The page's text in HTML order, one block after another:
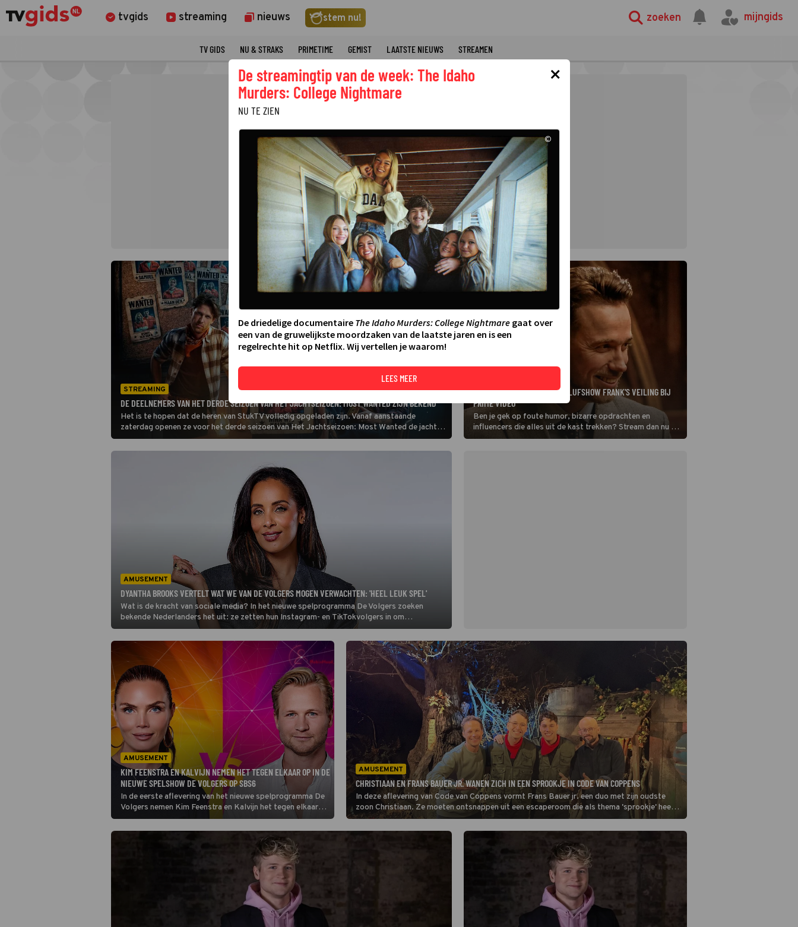
tvgids streaming nieuws stem nu! zoeken mijngids
TV GIDS NU & STRAKS PRIMETIME GEMIST LAATSTE NIEUWS STREAMEN
STREAMING
DE DEELNEMERS VAN HET DERDE SEIZOEN VAN HET JACHTSEIZOEN: MOST WANTED ZIJN BEKEND
Het is te hopen dat de heren van StukTV volledig opgeladen zijn. Vanaf aanstaande
zaterdag openen ze voor het derde seizoen van Het Jachtseizoen: Most Wanted de jacht
op maar liefst achttien bekende boeven
STREAM NU DE HILARISCHE BLUFSHOW FRANK'S VEILING BIJ
PRIME VIDEO
Ben je gek op foute humor, bizarre opdrachten en
influencers die alles uit de kast trekken? Stream dan nu de
knotsgekke spelshow Frank's Veiling bij Prime Video.
AMUSEMENT
DYANTHA BROOKS VERTELT WAT WE VAN DE VOLGERS MOGEN VERWACHTEN: 'HEEL LEUK SPEL'
Wat is de kracht van sociale media? In het nieuwe spelprogramma De Volgers zoeken
bekende Nederlanders het uit: ze zetten hun Instagram- en TikTokvolgers in om
opdrachten uit te voeren. Dyantha Brooks presenteert.
AMUSEMENT
KIM FEENSTRA EN KALVIJN NEMEN HET TEGEN ELKAAR OP IN DE
NIEUWE SPELSHOW DE VOLGERS OP SBS6
In de eerste aflevering van het nieuwe spelprogramma De
Volgers nemen Kim Feenstra en Kalvijn het tegen elkaar
op. Voor de opdrachten zetten ze hun fans op sociale
media in, oftewel hun volgers. De presentatrice is
AMUSEMENT
CHRISTIAAN EN FRANS BAUER JR. WANEN ZICH IN EEN SPROOKJE IN CODE VAN COPPENS
In deze aflevering van Code van Coppens vormt Frans Bauer jr. een duo met zijn oudste
zoon Christiaan. Ze moeten ontsnappen uit een escaperoom die als thema 'sprookje' heeft.
De twee nemen het op tegen YouTube-sterren Sophie Milzink en Kalvijn.
×
De streamingtip van de week: The Idaho
Murders: College Nightmare
NU TE ZIEN
©
De driedelige documentaire The Idaho Murders: College Nightmaregaat over
een van de gruwelijkste moordzaken van de laatste jaren en is een
regelrechte hit op Netflix. Wij vertellen je waarom!
LEES MEER